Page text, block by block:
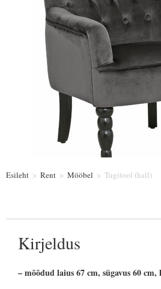
Esileht > Rent > Mööbel > Tugitool (hall)
Kirjeldus
– mõõdud laius 67 cm, sügavus 60 cm,